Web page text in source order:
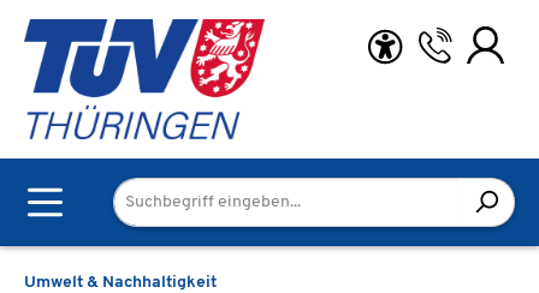
Zum Hauptinhalt springen
Umwelt & Nachhaltigkeit